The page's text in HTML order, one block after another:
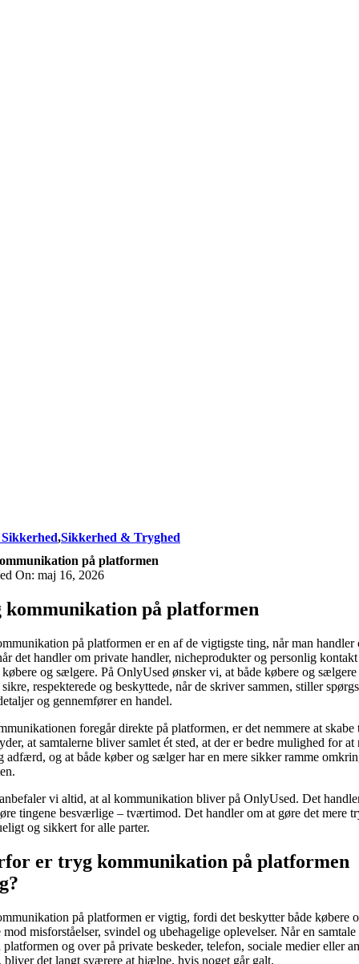
,Sikkerhed & Tryghed
på platformen
On: maj 16, 2026
kommunikation på platformen
på platformen er en af de vigtigste ting, når man handler
det handler om private handler, nicheprodukter og personlig kontakt
og sælgere. På OnlyUsed ønsker vi, at både købere og sælgere
respekterede og beskyttede, når de skriver sammen, stiller
og gennemfører en handel.
foregår direkte på platformen, er det nemmere at
at samtalerne bliver samlet ét sted, at der er bedre mulighed for at
adfærd, og at både køber og sælger har en mere sikker ramme
vi altid, at al kommunikation bliver på OnlyUsed. Det
tingene besværlige – tværtimod. Det handler om at gøre det mere
og sikkert for alle parter.
er tryg kommunikation på platformen
på platformen er vigtig, fordi det beskytter både købere
misforståelser, svindel og ubehagelige oplevelser. Når en
og over på private beskeder, telefon, sociale medier eller
bliver det langt sværere at hjælpe, hvis noget går galt.